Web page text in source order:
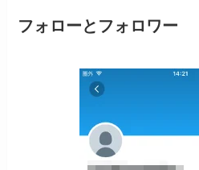
フォローとフォロワー